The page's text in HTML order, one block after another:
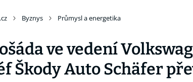
Byznys Průmysl a energetika
ve vedení
Škody Auto Schäfer